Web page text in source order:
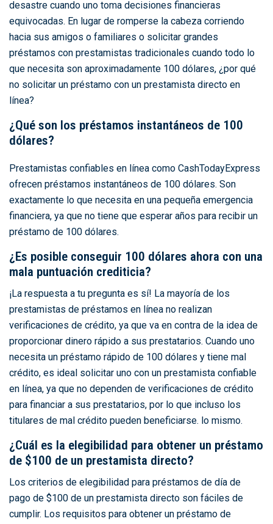
desastre cuando uno toma decisiones financieras
equivocadas. En lugar de romperse la cabeza corriendo
hacia sus amigos o familiares o solicitar grandes
préstamos con prestamistas tradicionales cuando todo lo
que necesita son aproximadamente 100 dólares, ¿por qué
no solicitar un préstamo con un prestamista directo en
línea?
¿Qué son los préstamos instantáneos de 100
dólares?
Prestamistas confiables en línea como CashTodayExpress
ofrecen préstamos instantáneos de 100 dólares. Son
exactamente lo que necesita en una pequeña emergencia
financiera, ya que no tiene que esperar años para recibir un
préstamo de 100 dólares.
¿Es posible conseguir 100 dólares ahora con una
mala puntuación crediticia?
¡La respuesta a tu pregunta es sí! La mayoría de los
prestamistas de préstamos en línea no realizan
verificaciones de crédito, ya que va en contra de la idea de
proporcionar dinero rápido a sus prestatarios. Cuando uno
necesita un préstamo rápido de 100 dólares y tiene mal
crédito, es ideal solicitar uno con un prestamista confiable
en línea, ya que no dependen de verificaciones de crédito
para financiar a sus prestatarios, por lo que incluso los
titulares de mal crédito pueden beneficiarse. lo mismo.
¿Cuál es la elegibilidad para obtener un préstamo
de $100 de un prestamista directo?
Los criterios de elegibilidad para préstamos de día de
pago de $100 de un prestamista directo son fáciles de
cumplir. Los requisitos para obtener un préstamo de